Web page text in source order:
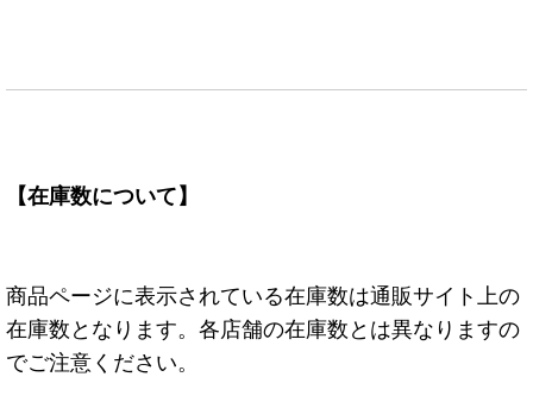
【在庫数について】
商品ページに表示されている在庫数は通販サイト上の
在庫数となります。各店舗の在庫数とは異なりますの
でご注意ください。